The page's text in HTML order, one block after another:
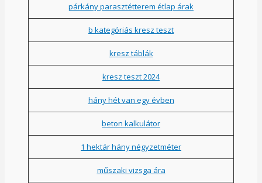
párkány parasztétterem étlap árak
b kategóriás kresz teszt
kresz táblák
kresz teszt 2024
hány hét van egy évben
beton kalkulátor
1 hektár hány négyzetméter
műszaki vizsga ára